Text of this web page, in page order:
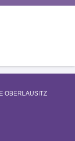
OBERLAUSITZ